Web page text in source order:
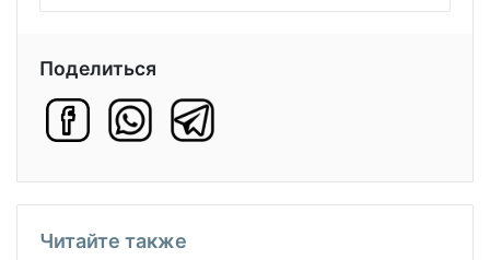
Поделиться
Читайте также